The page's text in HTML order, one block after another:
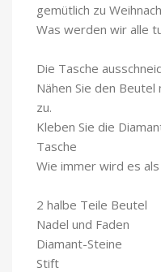
gemütlich zu
Was werden wir alle
Die Tasche
Nähen Sie den
zu.
Kleben Sie die
Tasche
Wie immer wird es
2 halbe Teile Beutel
Nadel und Faden
Diamant-Steine
Stift